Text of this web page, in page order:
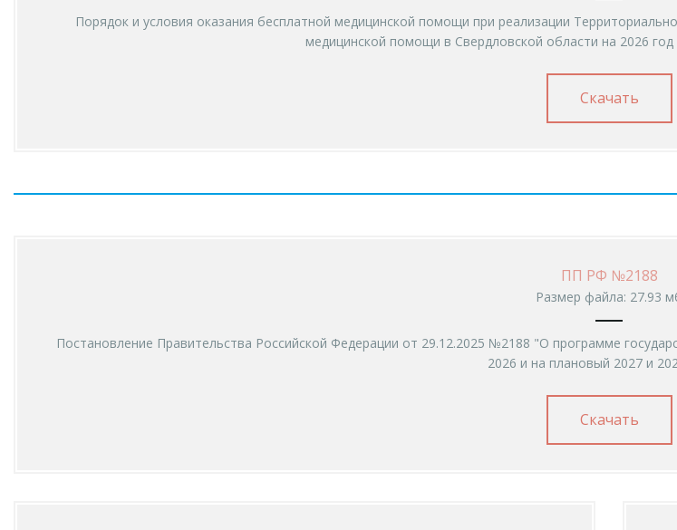
Порядок и условия оказания бесплатной медицинской помощи при реализации
медицинской помощи в Свердловской области на 2026
Скачать
ПП РФ №2188
Размер файла: 27.93
Постановление Правительства Российской Федерации от 29.12.2025 №2188 "О программе
2026 и на плановый 2027 и
Скачать